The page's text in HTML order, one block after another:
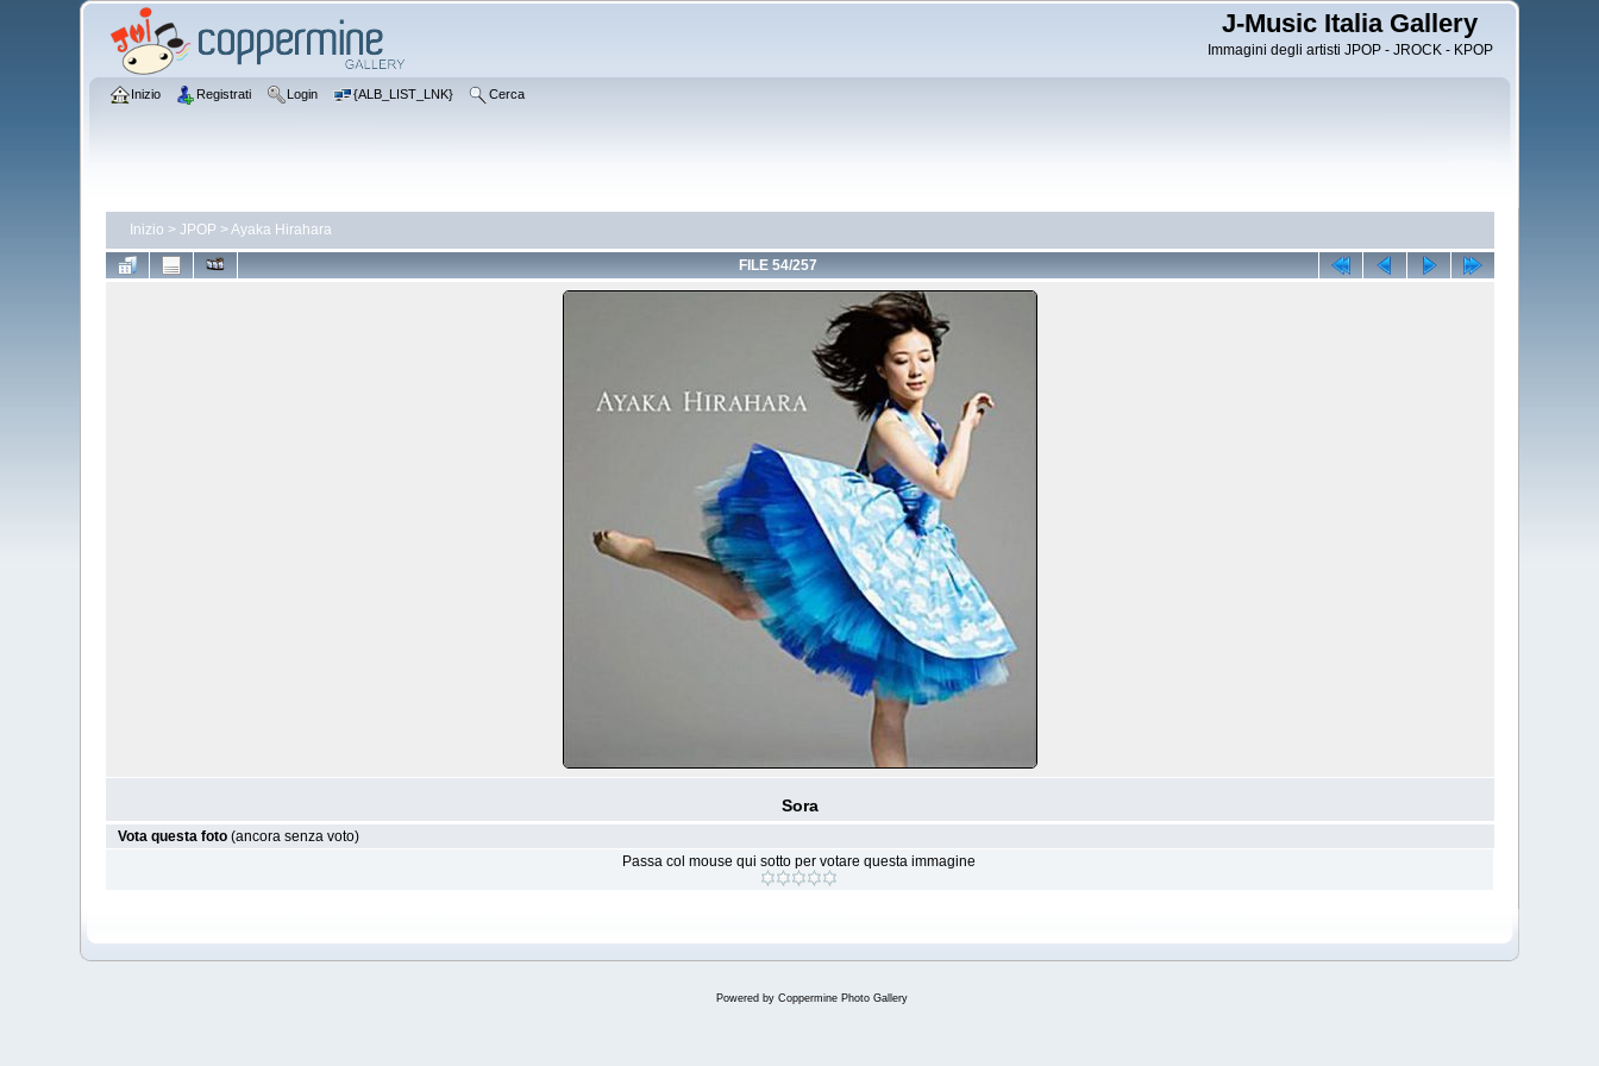
J-Music Italia Gallery
Immagini degli artisti JPOP - JROCK - KPOP
Inizio Registrati Login {ALB_LIST_LNK} Cerca
Inizio > JPOP >Ayaka Hirahara
FILE 54/257
Sora
Vota questa foto (ancora senza voto)
Passa col mouse qui sotto per votare questa immagine
Powered by Coppermine Photo Gallery